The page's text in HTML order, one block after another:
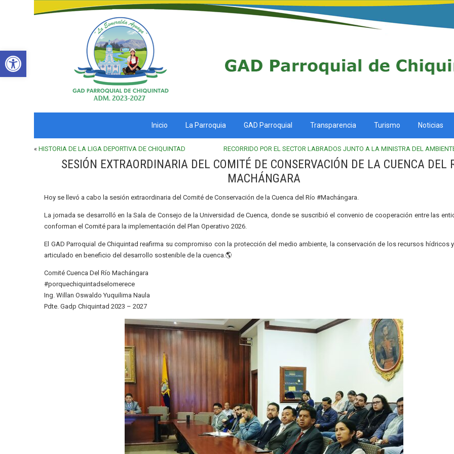
Abrir barra de herramientas
Inicio La Parroquia GAD Parroquial Transparencia Turismo Noticias
«HISTORIA DE LA LIGA DEPORTIVA DE CHIQUINTAD RECORRIDO POR EL SECTOR LABRADOS JUNTO A LA MINISTRA DEL
SESIÓN EXTRAORDINARIA DEL COMITÉ DE CONSERVACIÓN DE LA CUENCA DEL
MACHÁNGARA
Hoy se llevó a cabo la sesión extraordinaria del Comité de Conservación de la Cuenca del Río #Machángara.
La jornada se desarrolló en la Sala de Consejo de la Universidad de Cuenca, donde se suscribió el convenio de cooperación entre las
conforman el Comité para la implementación del Plan Operativo 2026.
El GAD Parroquial de Chiquintad reafirma su compromiso con la protección del medio ambiente, la conservación de los recursos hídricos
articulado en beneficio del desarrollo sostenible de la cuenca.🌎
Comité Cuenca Del Río Machángara
#porquechiquintadselomerece
Ing. Willan Oswaldo Yuquilima Naula
Pdte. Gadp Chiquintad 2023 – 2027